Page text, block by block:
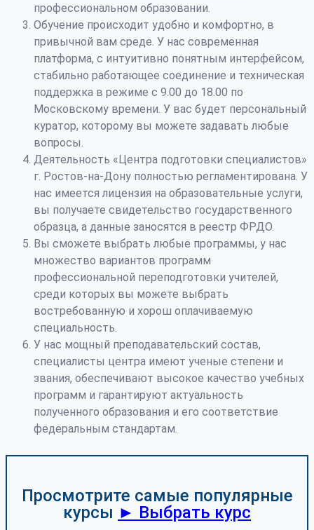
профессиональном образовании.
Обучение происходит удобно и комфортно, в
привычной вам среде. У нас современная
платформа, с интуитивно понятным интерфейсом,
стабильно работающее соединение и техническая
поддержка в режиме с 9.00 до 18.00 по
Московскому времени. У вас будет персональный
куратор, которому вы можете задавать любые
вопросы.
Деятельность «Центра подготовки специалистов»
г. Ростов-на-Дону полностью регламентирована. У
нас имеется лицензия на образовательные услуги,
вы получаете свидетельство государственного
образца, а данные заносятся в реестр ФРДО.
Вы сможете выбрать любые программы, у нас
множество вариантов программ
профессиональной переподготовки учителей,
среди которых вы можете выбрать
востребованную и хорош оплачиваемую
специальность.
У нас мощный преподавательский состав,
специалисты центра имеют ученые степени и
звания, обеспечивают высокое качество учебных
программ и гарантируют актуальность
полученного образования и его соответствие
федеральным стандартам.
Просмотрите самые популярные
курсы ► Выбрать курс